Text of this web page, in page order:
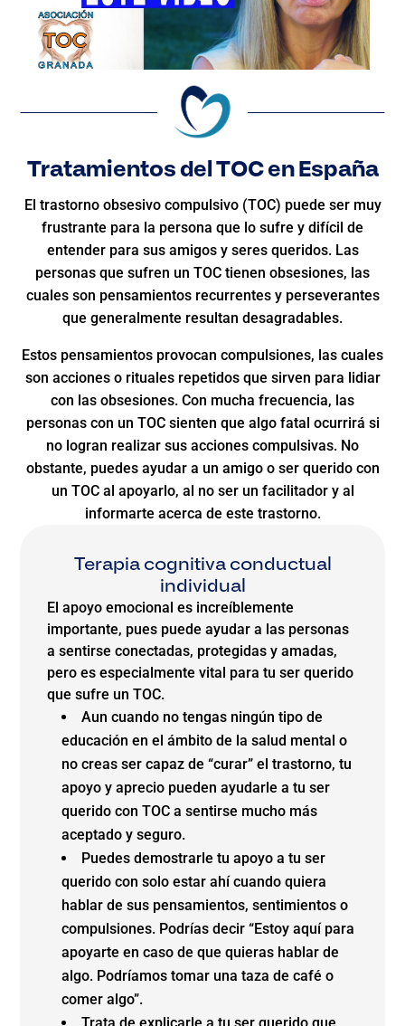
Tratamientos del TOC en España
El trastorno obsesivo compulsivo (TOC) puede ser muy
frustrante para la persona que lo sufre y difícil de
entender para sus amigos y seres queridos. Las
personas que sufren un TOC tienen obsesiones, las
cuales son pensamientos recurrentes y perseverantes
que generalmente resultan desagradables.
Estos pensamientos provocan compulsiones, las cuales
son acciones o rituales repetidos que sirven para lidiar
con las obsesiones. Con mucha frecuencia, las
personas con un TOC sienten que algo fatal ocurrirá si
no logran realizar sus acciones compulsivas. No
obstante, puedes ayudar a un amigo o ser querido con
un TOC al apoyarlo, al no ser un facilitador y al
informarte acerca de este trastorno.
Terapia cognitiva conductual
individual
El apoyo emocional es increíblemente
importante, pues puede ayudar a las personas
a sentirse conectadas, protegidas y amadas,
pero es especialmente vital para tu ser querido
que sufre un TOC.
Aun cuando no tengas ningún tipo de
educación en el ámbito de la salud mental o
no creas ser capaz de “curar” el trastorno, tu
apoyo y aprecio pueden ayudarle a tu ser
querido con TOC a sentirse mucho más
aceptado y seguro.
Puedes demostrarle tu apoyo a tu ser
querido con solo estar ahí cuando quiera
hablar de sus pensamientos, sentimientos o
compulsiones. Podrías decir “Estoy aquí para
apoyarte en caso de que quieras hablar de
algo. Podríamos tomar una taza de café o
comer algo”.